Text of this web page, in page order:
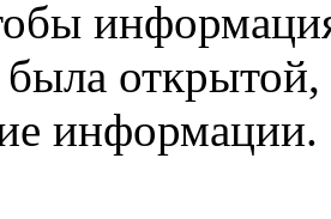
открытой,
информации.